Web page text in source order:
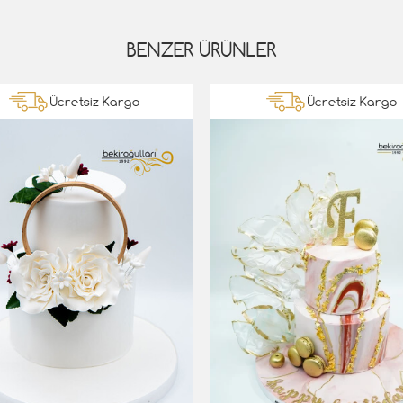
BENZER ÜRÜNLER
Ücretsiz Kargo Ücretsiz Kargo